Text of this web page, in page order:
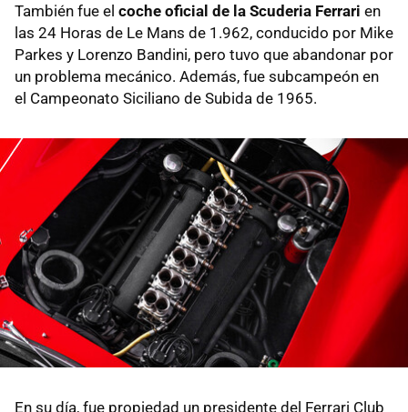
También fue el coche oficial de la Scuderia Ferrari en
las 24 Horas de Le Mans de 1.962, conducido por Mike
Parkes y Lorenzo Bandini, pero tuvo que abandonar por
un problema mecánico. Además, fue subcampeón en
el Campeonato Siciliano de Subida de 1965.
En su día, fue propiedad un presidente del Ferrari Club